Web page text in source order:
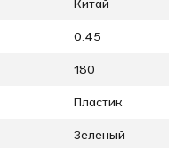
Китай
0.45
180
Пластик
Зеленый